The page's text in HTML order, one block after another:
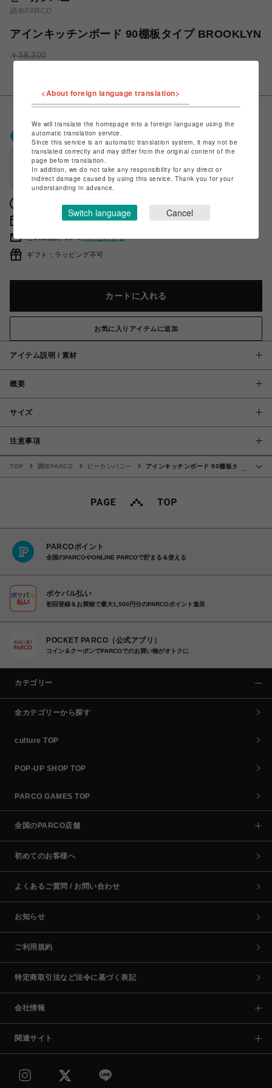
調布PARCO
アインキッチンボード 90棚板タイプ BROOKLYN
￥58,300
ポケパル払いで 0〜0 ポイント
（1P=1円）※キャンペーン分除く
会員登録後、ポケパル払い初回登録&利用で
最大1,500円分ポイント進呈
獲得ポイントの確認方法はこちら
販売期間 2023年03月16日 11時00分 〜
この商品について問い合わせる
ギフト：ラッピング不可
カートに入れる
お気に入りアイテムに追加
アイテム説明 / 素材
概要
サイズ
注意事項
…
TOP 調布PARCO ビーカンパニー
アインキッチンボード 90棚板タイ
PARCOポイント
全国のPARCOやONLINE PARCOで貯まる＆使える
ポケパル払い
初回登録＆お買物で最大1,500円分のPARCOポイント進呈
POCKET PARCO（公式アプリ）
コイン＆クーポンでPARCOでのお買い物がオトクに
カテゴリー
全カテゴリーから探す
culture TOP
POP-UP SHOP TOP
PARCO GAMES TOP
全国のPARCO店舗
初めてのお客様へ
よくあるご質問 / お問い合わせ
お知らせ
ご利用規約
特定商取引法など法令に基づく表記
会社情報
関連サイト
<About foreign language translation>
We will translate the homepage into a foreign language using the
automatic translation service.
Since this service is an automatic translation system, it may not be
translated correctly and may differ from the original content of the
page before translation.
In addition, we do not take any responsibility for any direct or
indirect damage caused by using this service. Thank you for your
understanding in advance.
Switch language Cancel